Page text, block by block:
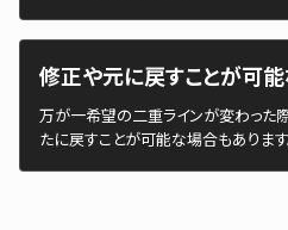
修正や元に戻すことが可
万が一希望の二重ラインが変わった
たに戻すことが可能な場合もあります